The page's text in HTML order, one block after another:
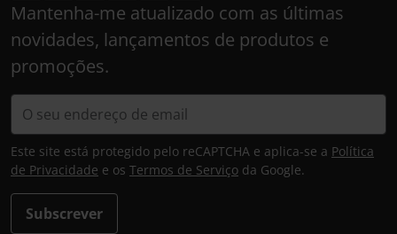
Mantenha-me atualizado com as últimas
novidades, lançamentos de produtos e
promoções.
Subscrever
Este site está protegido pelo reCAPTCHA e aplica-se a Política
de Privacidade e os Termos de Serviço da Google.